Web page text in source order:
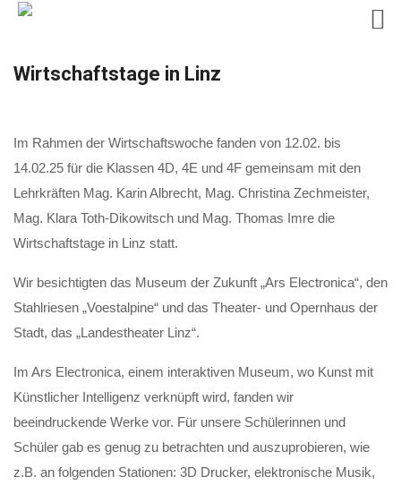
Wirtschaftstage in Linz
Im Rahmen der Wirtschaftswoche fanden von 12.0 2. bis
14.02.25 für die Klassen 4D, 4E und 4F gemeinsam mit den
Lehrkräften Mag. Karin Albrecht, Mag. Christina Zechmeister,
Mag. Klara Toth-Dikowitsch und Mag. Thomas Imre die
Wirtschaftstage in Linz statt.
Wir besichtigten das Museum der Zukunft „Ars Electronica“, den
Stahlriesen „Voestalpine“ und das Theater- und Opernhaus der
Stadt, das „Landestheater Linz“.
Im Ars Electronica, einem interaktiven Museum, wo Kunst mit
Künstlicher Intelligenz verknüpft wird, fanden wir
beeindruckende Werke vor. Für unsere Schülerinnen und
Schüler gab es genug zu betrachten und auszuprobieren, wie
z.B. an folgenden Stationen: 3D Drucker, elektronische Musik,